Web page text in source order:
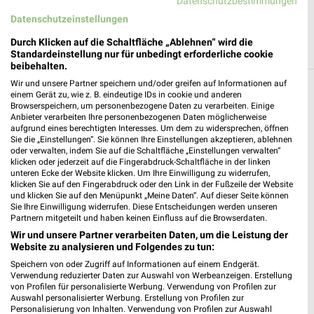
Weitere Fressnapf Geschäfte mit Angeboten
in und um Esslingen (Neckar)
5 Geschäfte und Orte
Fressnapf Angebote in Ostfildern-Kemnat
Ostfildern-Kemnat, Deutschland
515,05 km
Fressnapf Angebote in Stuttgart
Stuttgart, Deutschland
Datenschutzeinstellungen
Durch Klicken auf die Schaltfläche „Ablehnen“ wird die
Standardeinstellung nur für unbedingt erforderliche cookie
beibehalten.
Wir und unsere Partner speichern und/oder greifen auf Informationen auf
einem Gerät zu, wie z. B. eindeutige IDs in cookie und anderen
Browserspeichern, um personenbezogene Daten zu verarbeiten. Einige
Anbieter verarbeiten Ihre personenbezogenen Daten möglicherweise
aufgrund eines berechtigten Interesses. Um dem zu widersprechen, öffnen
Sie die „Einstellungen“. Sie können Ihre Einstellungen akzeptieren, ablehnen
oder verwalten, indem Sie auf die Schaltfläche „Einstellungen verwalten“
klicken oder jederzeit auf die Fingerabdruck-Schaltfläche in der linken
unteren Ecke der Website klicken. Um Ihre Einwilligung zu widerrufen,
klicken Sie auf den Fingerabdruck oder den Link in der Fußzeile der Website
und klicken Sie auf den Menüpunkt „Meine Daten“. Auf dieser Seite können
Sie Ihre Einwilligung widerrufen. Diese Entscheidungen werden unseren
Partnern mitgeteilt und haben keinen Einfluss auf die Browserdaten.
Wir und unsere Partner verarbeiten Daten, um die Leistung der
Website zu analysieren und Folgendes zu tun:
Speichern von oder Zugriff auf Informationen auf einem Endgerät.
Verwendung reduzierter Daten zur Auswahl von Werbeanzeigen. Erstellung
von Profilen für personalisierte Werbung. Verwendung von Profilen zur
Auswahl personalisierter Werbung. Erstellung von Profilen zur
Personalisierung von Inhalten. Verwendung von Profilen zur Auswahl